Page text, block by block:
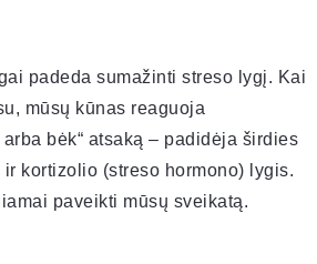
padeda sumažinti streso lygį. Kai
mūsų kūnas reaguoja
bėk“ atsaką – padidėja širdies
kortizolio (streso hormono) lygis.
paveikti mūsų sveikatą.